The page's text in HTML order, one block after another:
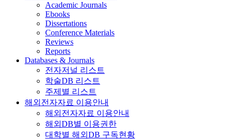
Academic Journals
Ebooks
Dissertations
Conference Materials
Reviews
Reports
Databases & Journals
전자저널 리스트
학술DB 리스트
주제별 리스트
해외전자자료 이용안내
해외전자자료 이용안내
해외DB별 이용권한
대학별 해외DB 구독현황